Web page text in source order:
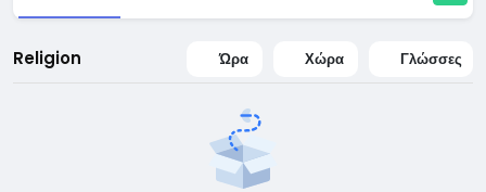
Religion Ώρα Χώρα Γλώσσες